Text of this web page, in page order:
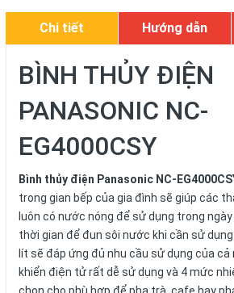
Chi tiết Hướng dẫn
BÌNH THỦY ĐIỆN
PANASONIC NC-
EG4000CSY
Bình thủy điện Panasonic NC-
trong gian bếp của gia đình sẽ giúp các
luôn có nước nóng để sử dụng trong
thời gian để đun sôi nước khi cần sử
lít sẽ đáp ứng đủ nhu cầu sử dụng của cả
khiển điện tử rất dễ sử dụng và 4 mức